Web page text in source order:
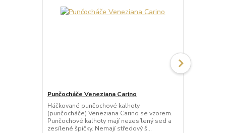
Punčocháče Veneziana Carino
Háčkované punčochové kalhoty
(punčocháče) Veneziana Carino se vzorem.
Punčochové kalhoty mají nezesílený sed a
zesílené špičky. Nemají středový š...